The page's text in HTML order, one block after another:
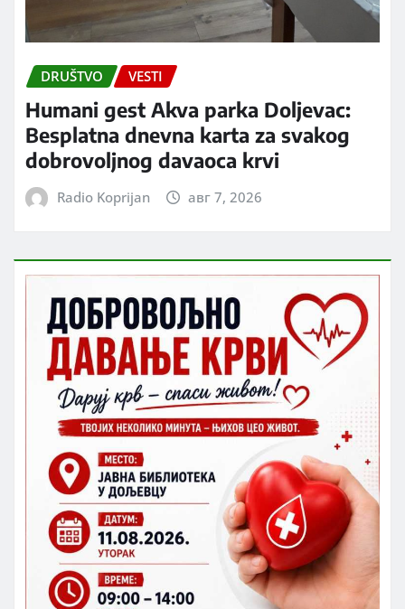
DRUŠTVO VESTI
Humani gest Akva parka Doljevac:
Besplatna dnevna karta za svakog
dobrovoljnog davaoca krvi
Radio Koprijan авг 7, 2026